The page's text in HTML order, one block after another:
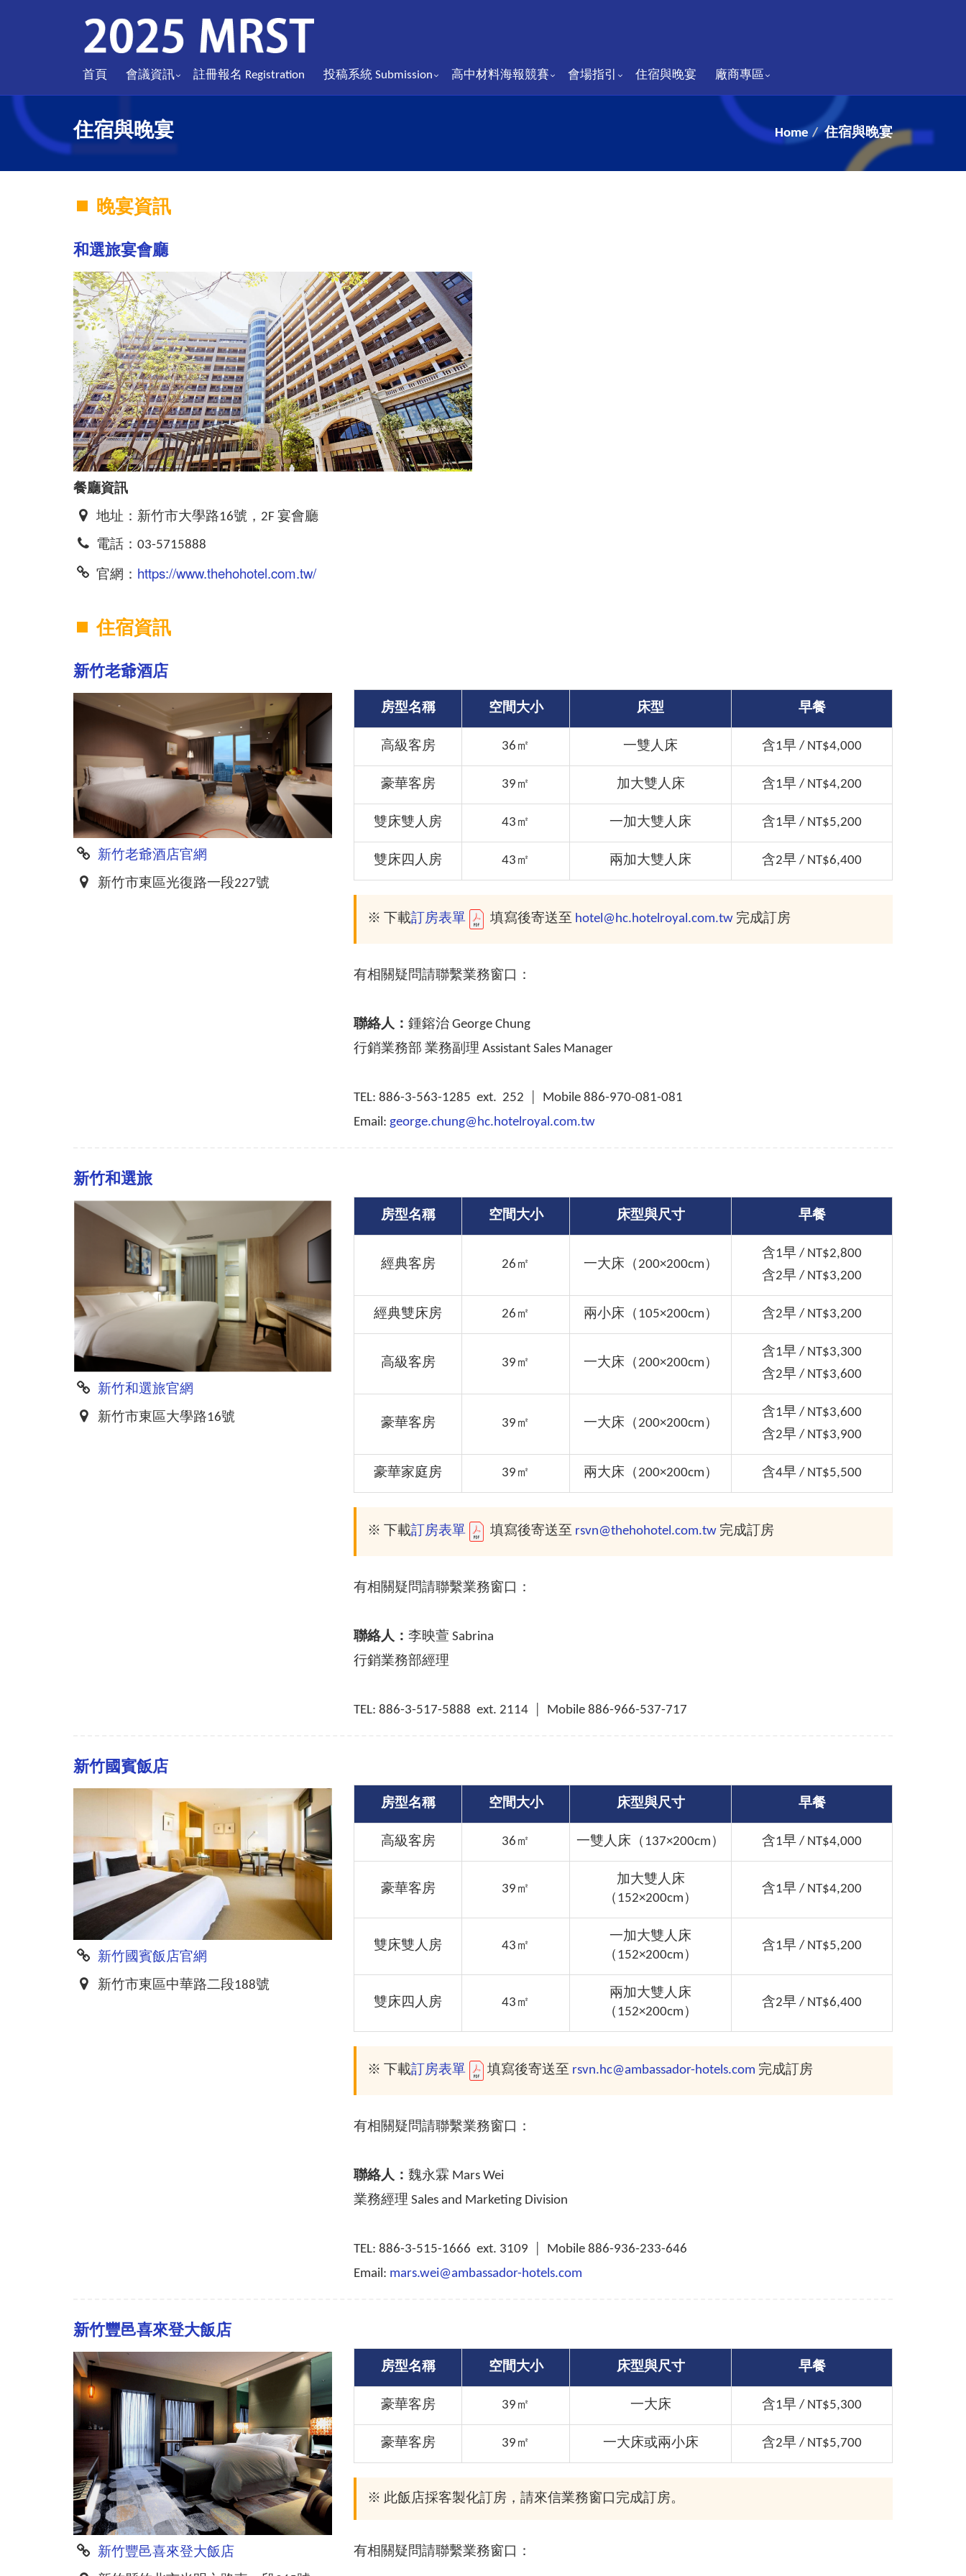
首頁 會議資訊 註冊報名 Registration 投稿系統 Submission ⾼中材料海報競賽 會場指引 住宿與晚宴 廠商專區
住宿與晚宴 Home 住宿與晚宴
晚宴資訊
和選旅宴會廳
餐廳資訊
地址：新竹市大學路16號，2F 宴會廳
電話：03-5715888
官網： https://www.thehohotel.com.tw/
住宿資訊
新竹老爺酒店
新竹老爺酒店官網
新竹市東區光復路一段227號
房型名稱 空間大小 床型 早餐
高級客房 36㎡ 一雙人床 含1早 / NT$4,000
豪華客房 39㎡ 加大雙人床 含1早 / NT$4,200
雙床雙人房 43㎡ 一加大雙人床 含1早 / NT$5,200
雙床四人房 43㎡ 兩加大雙人床 含2早 / NT$6,400
※ 下載訂房表單 填寫後寄送至 hotel@hc.hotelroyal.com.tw 完成訂房
有相關疑問請聯繫業務窗口：
聯絡人： 鍾鎔治 George Chung
行銷業務部 業務副理 Assistant Sales Manager
TEL: 886-3-563-1285 ext. 252 │ Mobile 886-970-081-081
Email: george.chung@hc.hotelroyal.com.tw
新竹和選旅
新竹和選旅官網
新竹市東區大學路16號
房型名稱 空間大小 床型與尺寸 早餐
經典客房 26㎡ 一大床（200×200cm）
含1早 / NT$2,800
含2早 / NT$3,200
經典雙床房 26㎡ 兩小床（105×200cm） 含2早 / NT$3,200
高級客房 39㎡ 一大床（200×200cm）
含1早 / NT$3,300
含2早 / NT$3,600
豪華客房 39㎡ 一大床（200×200cm）
含1早 / NT$3,600
含2早 / NT$3,900
豪華家庭房 39㎡ 兩大床（200×200cm） 含4早 / NT$5,500
※ 下載訂房表單 填寫後寄送至 rsvn@thehohotel.com.tw 完成訂房
有相關疑問請聯繫業務窗口：
聯絡人： 李映萱 Sabrina
行銷業務部經理
TEL: 886-3-517-5888 ext. 2114 │ Mobile 886-966-537-717
新竹國賓飯店
新竹國賓飯店官網
新竹市東區中華路二段188號
房型名稱 空間大小 床型與尺寸 早餐
高級客房 36㎡ 一雙人床（137×200cm） 含1早 / NT$4,000
豪華客房 39㎡
加大雙人床
（152×200cm）
含1早 / NT$4,200
雙床雙人房 43㎡
一加大雙人床
（152×200cm）
含1早 / NT$5,200
雙床四人房 43㎡
兩加大雙人床
（152×200cm）
含2早 / NT$6,400
※ 下載訂房表單 填寫後寄送至 rsvn.hc@ambassador-hotels.com 完成訂房
有相關疑問請聯繫業務窗口：
聯絡人： 魏永霖 Mars Wei
業務經理 Sales and Marketing Division
TEL: 886-3-515-1666 ext. 3109 │ Mobile 886-936-233-646
Email: mars.wei@ambassador-hotels.com
新竹豐邑喜來登大飯店
新竹豐邑喜來登大飯店
房型名稱 空間大小 床型與尺寸 早餐
豪華客房 39㎡ 一大床 含1早 / NT$5,300
豪華客房 39㎡ 一大床或兩小床 含2早 / NT$5,700
※ 此飯店採客製化訂房，請來信業務窗口完成訂房。
有相關疑問請聯繫業務窗口：